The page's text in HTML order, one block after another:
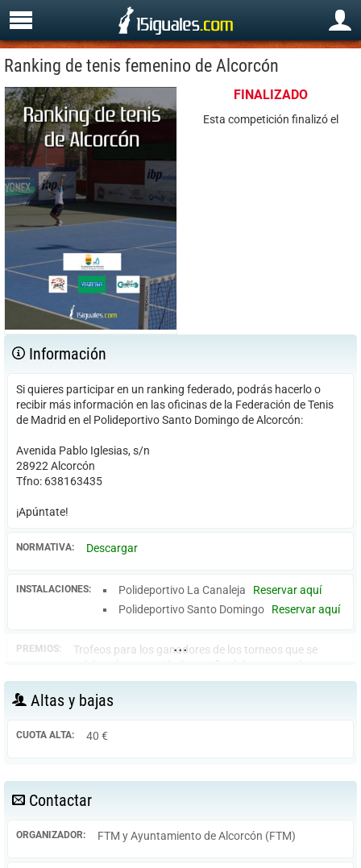
Ranking de tenis femenino de Alcorcón
FINALIZADO
Esta competición finalizó el
Información
Si quieres participar en un ranking federado, podrás hacerlo o
recibir más información en las oficinas de la Federación de Tenis
de Madrid en el Polideportivo Santo Domingo de Alcorcón:
Avenida Pablo Iglesias, s/n
28922 Alcorcón
Tfno: 638163435
¡Apúntate!
NORMATIVA: Descargar
INSTALACIONES: Polideportivo La Canaleja Reservar aquí
Polideportivo Santo Domingo Reservar aquí
...
PREMIOS:
Trofeos para los ganadores de los torneos que se
celebrarán en navidades y a final de temporada.
Altas y bajas
CUOTA ALTA: 40 €
Contactar
ORGANIZADOR: FTM y Ayuntamiento de Alcorcón (FTM)